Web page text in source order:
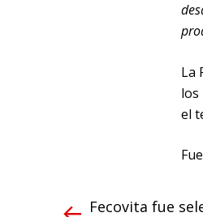
La
los
el
Fecovita fue